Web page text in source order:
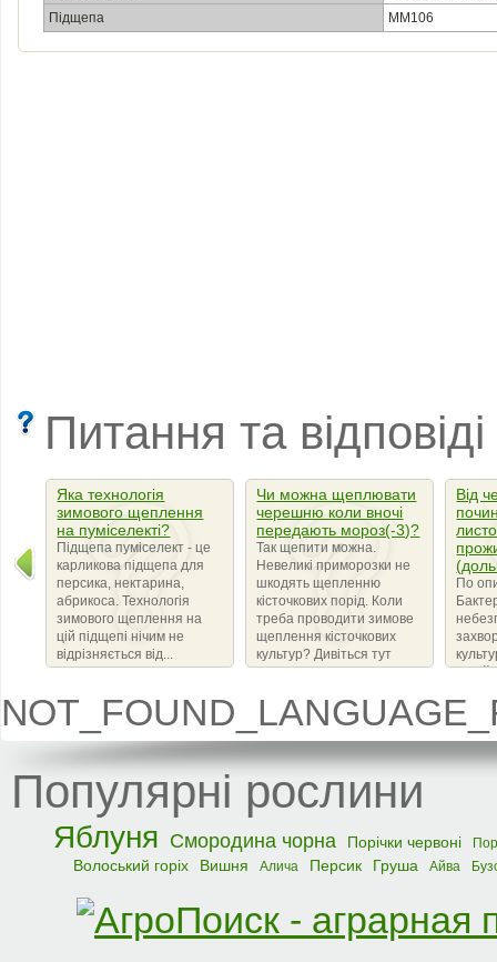
Підщепа
ММ106
Питання та
Яка технологія
зимового щеплення
на пуміселекті?
Підщепа пуміселект - це
карликова підщепа для
персика, нектарина,
абрикоса. Технологія
зимового щеплення на
цій підщепі нічим не
відрізняється від...
Чи можна щеплювати
черешню коли вночі
передають мороз(-3)?
Так щепити можна.
Невеликі приморозки не
шкодять щепленню
кісточкових порід. Коли
треба проводити зимове
щеплення кісточкових
культур? Дивіться тут
Від
По
Популярні рослини
Яблуня Смородина чорна Порічки червоні
Волоський горіх Вишня Алича Персик Груша Айва